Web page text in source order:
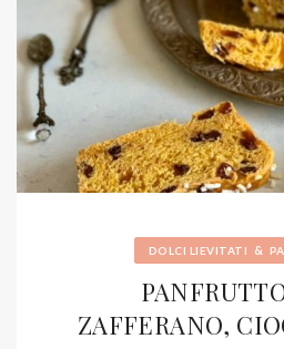
DOLCI LIEVITATI &
ZAFFERANO,